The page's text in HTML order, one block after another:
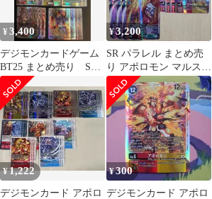
¥3,400
デジモンカードゲーム
BT25 まとめ売り SR
UR
¥3,200
SR パラレル まとめ売
り アポロモン マルスモ
ン ミラージュガオガモ
ン
¥1,222
デジモンカード アポロ
¥300
デジモンカード アポロ